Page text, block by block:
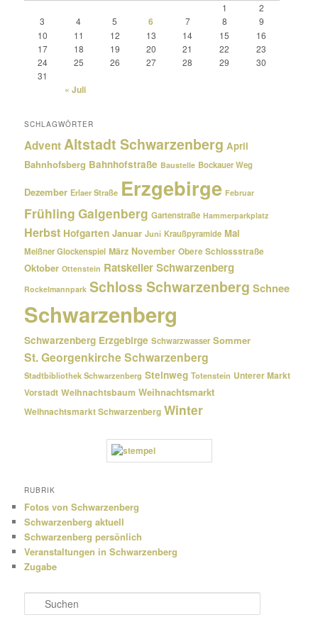
1
2
3
4 5 6 7 8
9
10
11 12 13 14 15
16
17
18 19 20 21 22
23
24
25 26 27 28 29
30
31
« Juli
SCHLAGWÖRTER
AdventAltstadt Schwarzenberg April
Bahnhofsberg Bahnhofstraße Baustelle Bockauer Weg
Dezember Erlaer Straße Erzgebirge Februar
Frühling Galgenberg Gartenstraße Hammerparkplatz
Herbst Hofgarten Januar Juni Kraußpyramide Mai
Meißner Glockenspiel März November Obere Schlossstraße
Oktober Ottenstein Ratskeller Schwarzenberg
Rockelmannpark Schloss Schwarzenberg Schnee
Schwarzenberg
Schwarzenberg Erzgebirge Schwarzwasser Sommer
St. Georgenkirche Schwarzenberg
Stadtbibliothek Schwarzenberg Steinweg Totenstein Unterer Markt
Vorstadt Weihnachtsbaum Weihnachtsmarkt
Weihnachtsmarkt Schwarzenberg Winter
RUBRIK
Fotos von Schwarzenberg
Schwarzenberg aktuell
Schwarzenberg persönlich
Veranstaltungen in Schwarzenberg
Zugabe
u